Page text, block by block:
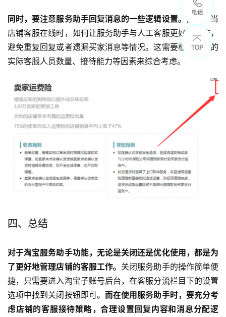
同时，要注意服务助手回复消息的一些逻辑设置。 例如，当
店铺客服在线时，如何让服务助手与人工客服更好地协作，
避免重复回复或者遗漏买家消息等情况。这需要根据店铺的
实际客服人员数量、接待能力等因素来综合考虑。
四、总结
对于淘宝服务助手功能，无论是关闭还是优化使用，都是为
了更好地管理店铺的客服工作。 关闭服务助手的操作简单便
捷，只需要进入淘宝子账号后台，在客服分流栏目下的设置
选项中找到关闭按钮即可。 而在使用服务助手时，要充分考
虑店铺的客服接待策略，合理设置回复内容和消息分配逻